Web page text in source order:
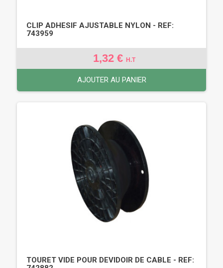
CLIP ADHESIF AJUSTABLE NYLON - REF:
743959
1,32 € H.T
AJOUTER AU PANIER
TOURET VIDE POUR DEVIDOIR DE CABLE - REF: